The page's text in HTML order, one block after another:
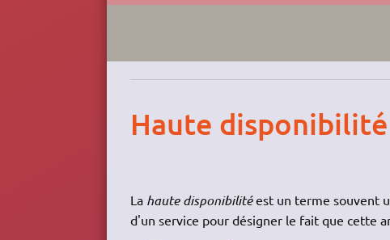
Haute disponibilité
La haute disponibilitéest un terme souvent
d'un service pour désigner le fait que cette